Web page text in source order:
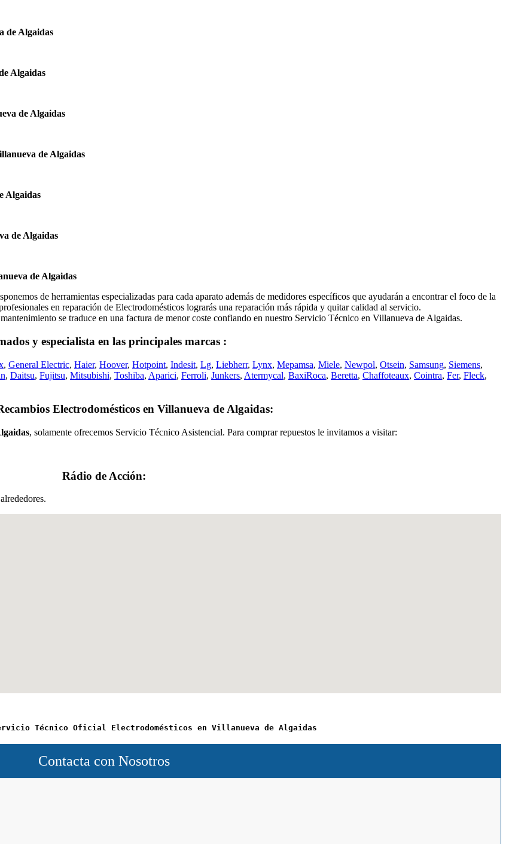
de Algaidas
Algaidas
de Algaidas
de Algaidas
Algaidas
de Algaidas
de Algaidas
de herramientas especializadas para cada aparato además de medidores específicos que ayudarán a encontrar el foco de la
en reparación de Electrodomésticos lograrás una reparación más rápida y quitar calidad al servicio.
se traduce en una factura de menor coste confiando en nuestro Servicio Técnico en Villanueva de Algaidas.
y especialista en las principales marcas :
, General Electric, Haier, Hoover, Hotpoint, Indesit, Lg, Liebherr, Lynx, Mepamsa, Miele, Newpol, Otsein, Samsung, Siemens,
, Daitsu, Fujitsu, Mitsubishi, Toshiba, Aparici, Ferroli, Junkers, Atermycal, BaxiRoca, Beretta, Chaffoteaux, Cointra, Fer, Fleck,
Electrodomésticos en Villanueva de Algaidas:
, solamente ofrecemos Servicio Técnico Asistencial. Para comprar repuestos le invitamos a visitar:
Rádio de Acción:
Técnico Oficial Electrodomésticos en Villanueva de Algaidas
Contacta con Nosotros